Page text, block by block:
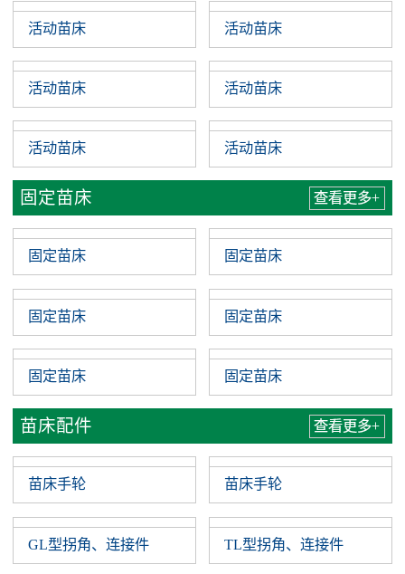
活动苗床 活动苗床
活动苗床 活动苗床
活动苗床 活动苗床
固定苗床 查看更多+
固定苗床 固定苗床
固定苗床 固定苗床
固定苗床 固定苗床
苗床配件 查看更多+
苗床手轮 苗床手轮
GL型拐角、连接件 TL型拐角、连接件